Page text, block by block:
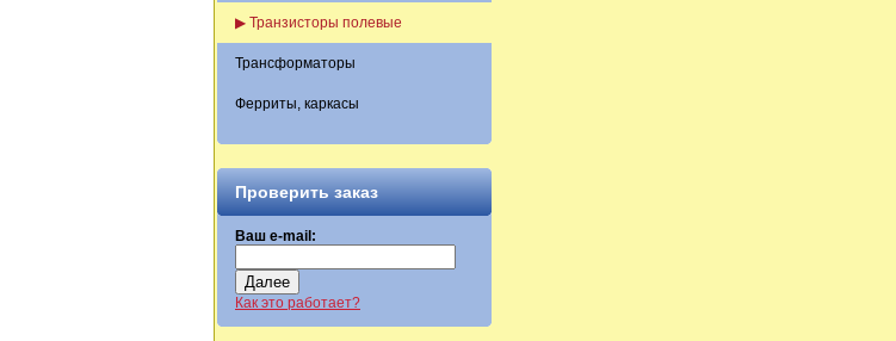
▶ Транзисторы полевые
Трансформаторы
Ферриты, каркасы
Проверить заказ
Ваш e-mail:
Далее
Как это работает?